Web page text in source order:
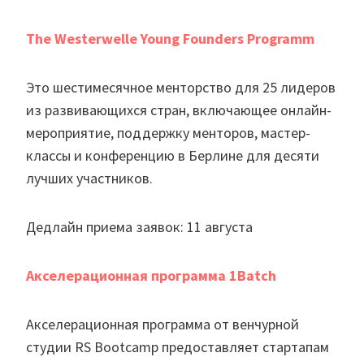
The Westerwelle Young Founders Programm
Это шестимесячное менторство для 25 лидеров
из развивающихся стран, включающее онлайн-
мероприятие, поддержку менторов, мастер-
классы и конференцию в Берлине для десяти
лучших участников.
Дедлайн приема заявок: 11 августа
Акселерационная программа 1Batch
Акселерационная программа от венчурной
студии RS Bootcamp предоставляет стартапам